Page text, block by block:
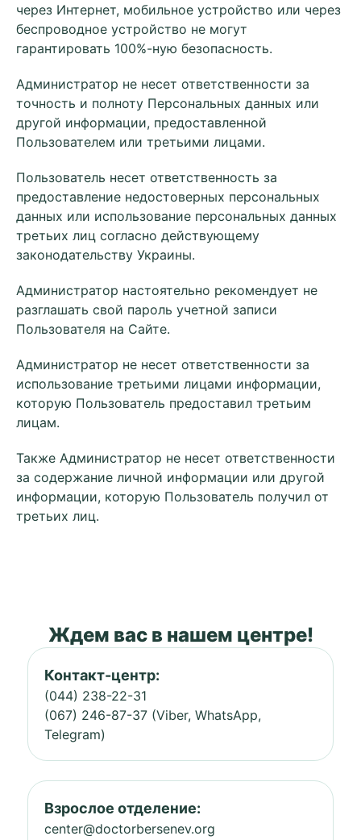
через Интернет, мобильное устройство или через
беспроводное устройство не могут
гарантировать 100%-ную безопасность.
Администратор не несет ответственности за
точность и полноту Персональных данных или
другой информации, предоставленной
Пользователем или третьими лицами.
Пользователь несет ответственность за
предоставление недостоверных персональных
данных или использование персональных данных
третьих лиц согласно действующему
законодательству Украины.
Администратор настоятельно рекомендует не
разглашать свой пароль учетной записи
Пользователя на Сайте.
Администратор не несет ответственности за
использование третьими лицами информации,
которую Пользователь предоставил третьим
лицам.
Также Администратор не несет ответственности
за содержание личной информации или другой
информации, которую Пользователь получил от
третьих лиц.
Ждем вас в нашем центре!
Контакт-центр:
(044) 238-22-31
(067) 246-87-37 (Viber, WhatsApp,
Telegram)
Взрослое отделение:
center@doctorbersenev.org